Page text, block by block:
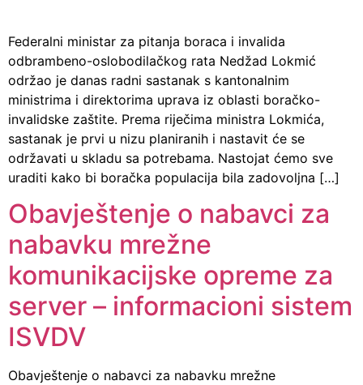
Federalni ministar za pitanja boraca i invalida
odbrambeno-oslobodilačkog rata Nedžad Lokmić
održao je danas radni sastanak s kantonalnim
ministrima i direktorima uprava iz oblasti boračko-
invalidske zaštite. Prema riječima ministra Lokmića,
sastanak je prvi u nizu planiranih i nastavit će se
održavati u skladu sa potrebama. Nastojat ćemo sve
uraditi kako bi boračka populacija bila zadovoljna […]
Obavještenje o nabavci za
nabavku mrežne
komunikacijske opreme za
server – informacioni sistem
ISVDV
Obavještenje o nabavci za nabavku mrežne